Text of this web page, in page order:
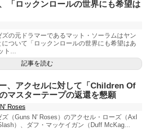
「ロックンロールの世界にも希望は
の元ドラマーであるマット・ソーラムはヤン
ついて「ロックンロールの世界にも希望はあ
ト...
記事を読む
、アクセルに対して「Children Of
マスターテープの返還を懇願
Roses
（Guns N' Roses）のアクセル・ローズ（Axl
）、ダフ・マッケイガン（Duff McKag...